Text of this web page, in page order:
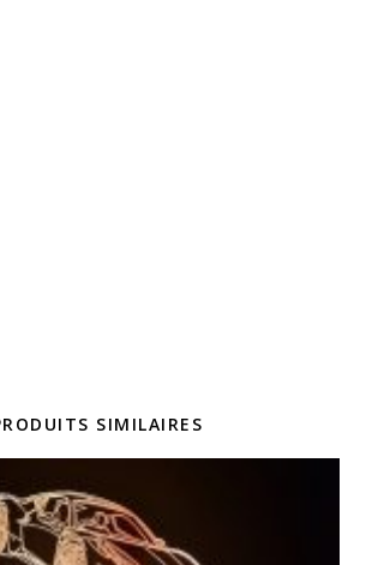
SIMILAIRES